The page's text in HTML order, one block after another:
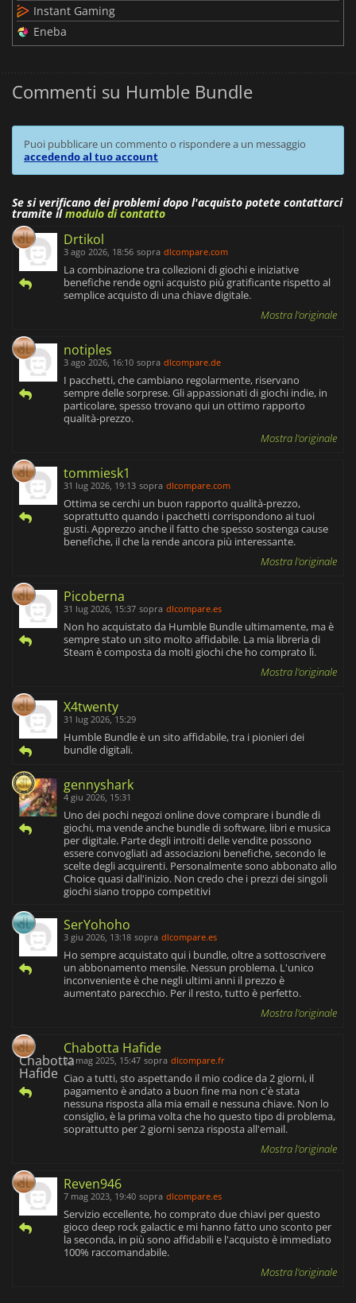
Instant Gaming
Eneba
Commenti su Humble Bundle
Puoi pubblicare un commento o rispondere a un messaggio
accedendo al tuo account
Se si verificano dei problemi dopo l'acquisto potete contattarci
tramite ilmodulo di contatto
Drtikol
3 ago 2026, 18:56 sopra dlcompare.com
La combinazione tra collezioni di giochi e iniziative
benefiche rende ogni acquisto più gratificante rispetto al
semplice acquisto di una chiave digitale.
Mostra l'originale
notiples
3 ago 2026, 16:10 sopra dlcompare.de
I pacchetti, che cambiano regolarmente, riservano
sempre delle sorprese. Gli appassionati di giochi indie, in
particolare, spesso trovano qui un ottimo rapporto
qualità-prezzo.
Mostra l'originale
tommiesk1
31 lug 2026, 19:13 sopra dlcompare.com
Ottima se cerchi un buon rapporto qualità-prezzo,
soprattutto quando i pacchetti corrispondono ai tuoi
gusti. Apprezzo anche il fatto che spesso sostenga cause
benefiche, il che la rende ancora più interessante.
Mostra l'originale
Picoberna
31 lug 2026, 15:37 sopra dlcompare.es
Non ho acquistato da Humble Bundle ultimamente, ma è
sempre stato un sito molto affidabile. La mia libreria di
Steam è composta da molti giochi che ho comprato lì.
Mostra l'originale
X4twenty
31 lug 2026, 15:29
Humble Bundle è un sito affidabile, tra i pionieri dei
bundle digitali.
gennyshark
4 giu 2026, 15:31
Uno dei pochi negozi online dove comprare i bundle di
giochi, ma vende anche bundle di software, libri e musica
per digitale. Parte degli introiti delle vendite possono
essere convogliati ad associazioni benefiche, secondo le
scelte degli acquirenti. Personalmente sono abbonato allo
Choice quasi dall'inizio. Non credo che i prezzi dei singoli
giochi siano troppo competitivi
SerYohoho
3 giu 2026, 13:18 sopra dlcompare.es
Ho sempre acquistato qui i bundle, oltre a sottoscrivere
un abbonamento mensile. Nessun problema. L'unico
inconveniente è che negli ultimi anni il prezzo è
aumentato parecchio. Per il resto, tutto è perfetto.
Mostra l'originale
Chabotta Hafide
22 mag 2025, 15:47 sopra dlcompare.fr
Ciao a tutti, sto aspettando il mio codice da 2 giorni, il
pagamento è andato a buon fine ma non c'è stata
nessuna risposta alla mia email e nessuna chiave. Non lo
consiglio, è la prima volta che ho questo tipo di problema,
soprattutto per 2 giorni senza risposta all'email.
Mostra l'originale
Reven946
7 mag 2023, 19:40 sopra dlcompare.es
Servizio eccellente, ho comprato due chiavi per questo
gioco deep rock galactic e mi hanno fatto uno sconto per
la seconda, in più sono affidabili e l'acquisto è immediato
100% raccomandabile.
Mostra l'originale